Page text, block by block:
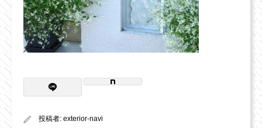
投稿者: exterior-navi